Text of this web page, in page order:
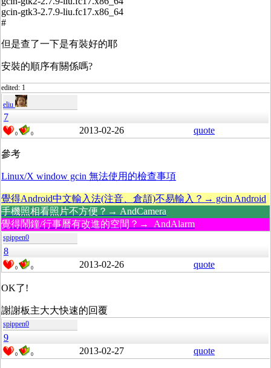
gcin-gtk3-2.7.9-liu.fc17.x86_64
#
但是查了一下是有裝好的耶
安裝的順序有關係嗎?
edited: 1
eliu
7
0 0 2013-02-26 quote
參考
Linux/X window gcin 無法使用的檢查事項
覺得Android中文輸入法(注音、倉頡)不易輸入？→ gcin Android
手機照相看照片不方便？→ AndCamera
覺得鬧鐘/行事曆有改進的空間？→ AndAlarm
spippen0
8
0 0 2013-02-26 quote
OK了!
謝謝板主大大快速的回覆
spippen0
9
0 0 2013-02-27 quote